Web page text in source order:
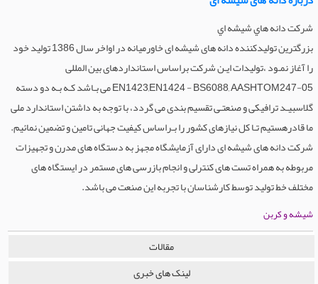
شرکت دانه هاي شيشه اي
بزرگترین تولیدکننده دانه های شیشه ای خاورمیانه در اواخر سال 1386 تولید خود
را آغاز نمـود ،تولیدات ایـن شرکت براساس استانداردهای بین المللی
EN1423,EN1424 - BS6088, AASHTOM247-05 می بـاشد کـه بـه دو دسته
گلاسبیـد ترافیکی و صنعتـی تقسیم بندی می گردد، با توجه به داشتن استاندارد ملی
ما قادرهستیم تـا کل نیازهای کشور را بـراساس کیفیت جهانی تامین و تضمین نمائیم.
شرکت دانه های شیشه ای دارای آزمایشگاه مجهز به دستگاه های مدرن و تجهیزات
مربوطه به همراه تست های کنترلی و انجام بازرسی های مستمر در ایستگاه های
مختلف خط تولید توسط کارشناسان با تجربه این صنعت می باشد.
شیشه و کربن
مقالات
لینک های خبری